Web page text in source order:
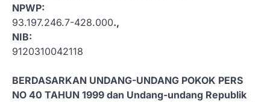
NPWP:
93.197.246.7-428.000.,
NIB:
9120310042118
BERDASARKAN UNDANG-UNDANG POKOK PERS
NO 40 TAHUN 1999 dan Undang-undang Republik